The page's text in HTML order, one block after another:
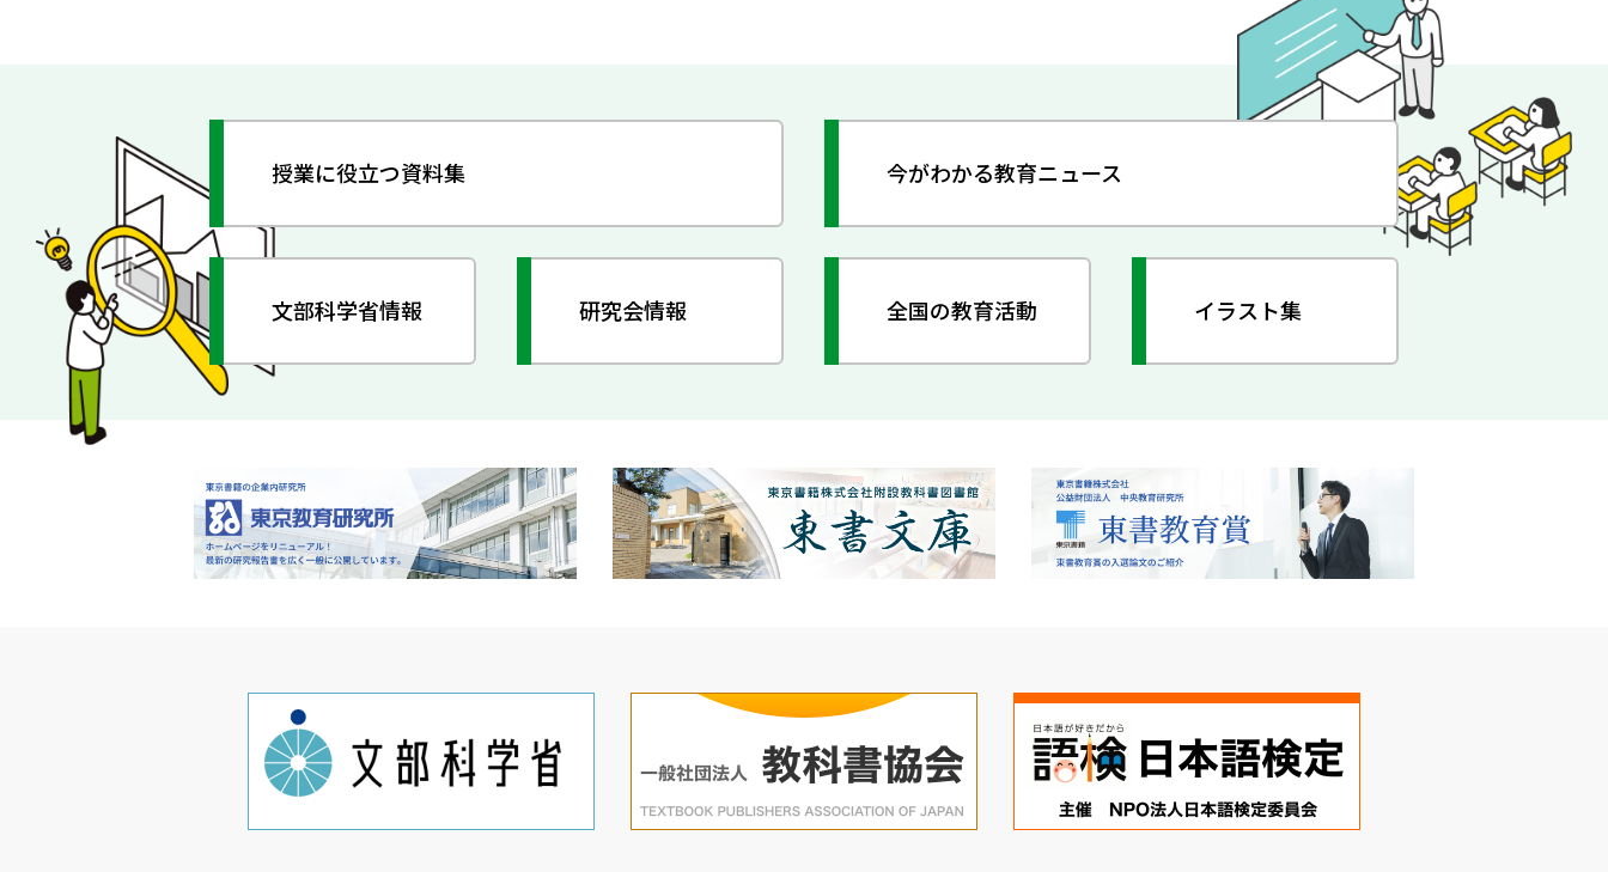
授業に役立つ資料集 今がわかる教育ニュース
文部科学省情報 研究会情報 全国の教育活動 イラスト集